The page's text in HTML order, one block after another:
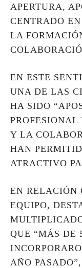
APERTURA,
CENTRADO
LA
EN ESTE
UNA DE LAS
HA SIDO
Y LA
HAN
ATRACTIVO
EN RELACIÓN
EQUIPO,
QUE “MÁS DE
AÑO